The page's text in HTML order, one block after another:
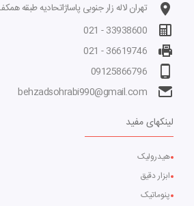
تهران لاله زار جنوبی پاساژاتحادیه طبقه همکف
33938600 - 021
36619746 - 021
09125866796
behzadsohrabi990@gmail.com
لینکهای مفید
هیدرولیک
ابزار دقیق
پنوماتیک